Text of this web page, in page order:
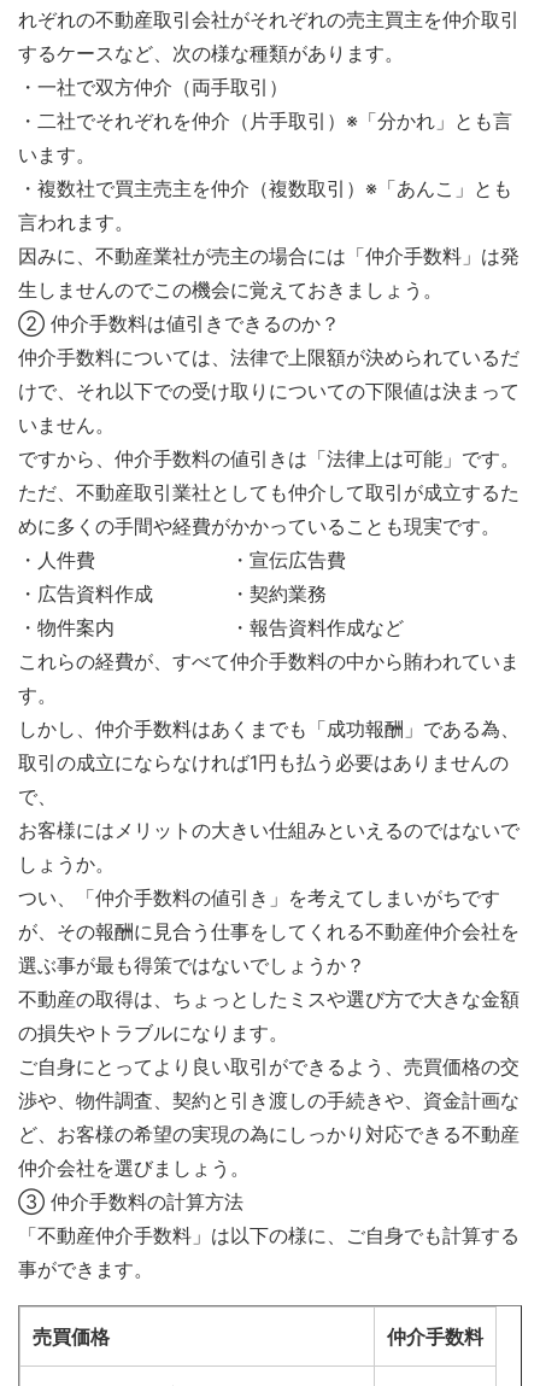
れぞれの不動産取引会社がそれぞれの売主買主を仲介取引
するケースなど、次の様な種類があります。
・一社で双方仲介（両手取引）
・二社でそれぞれを仲介（片手取引）※「分かれ」とも言
います。
・複数社で買主売主を仲介（複数取引）※「あんこ」とも
言われます。
因みに、不動産業社が売主の場合には「仲介手数料」は発
生しませんのでこの機会に覚えておきましょう。
② 仲介手数料は値引きできるのか？
仲介手数料については、法律で上限額が決められているだ
けで、それ以下での受け取りについての下限値は決まって
いません。
ですから、仲介手数料の値引きは「法律上は可能」です。
ただ、不動産取引業社としても仲介して取引が成立するた
めに多くの手間や経費がかかっていることも現実です。
・人件費 ・宣伝広告費
・広告資料作成 ・契約業務
・物件案内 ・報告資料作成など
これらの経費が、すべて仲介手数料の中から賄われていま
す。
しかし、仲介手数料はあくまでも「成功報酬」である為、
取引の成立にならなければ1円も払う必要はありませんの
で、
お客様にはメリットの大きい仕組みといえるのではないで
しょうか。
つい、「仲介手数料の値引き」を考えてしまいがちです
が、その報酬に見合う仕事をしてくれる不動産仲介会社を
選ぶ事が最も得策ではないでしょうか？
不動産の取得は、ちょっとしたミスや選び方で大きな金額
の損失やトラブルになります。
ご自身にとってより良い取引ができるよう、売買価格の交
渉や、物件調査、契約と引き渡しの手続きや、資金計画な
ど、お客様の希望の実現の為にしっかり対応できる不動産
仲介会社を選びましょう。
③ 仲介手数料の計算方法
「不動産仲介手数料」は以下の様に、ご自身でも計算する
事ができます。
売買価格 仲介手数料